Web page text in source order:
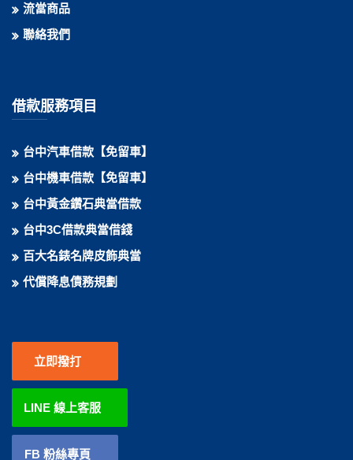
流當商品
聯絡我們
借款服務項目
台中汽車借款【免留車】
台中機車借款【免留車】
台中黃金鑽石典當借款
台中3C借款典當借錢
百大名錶名牌皮飾典當
代償降息債務規劃
立即撥打
LINE 線上客服
FB 粉絲專頁